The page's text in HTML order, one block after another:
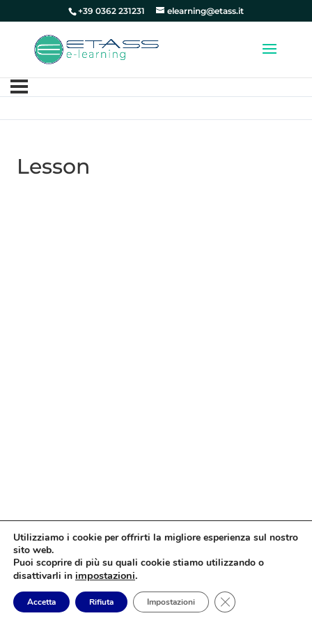
+39 0362 231231 elearning@etass.it
Lesson
Utilizziamo i cookie per offrirti la migliore esperienza sul nostro
sito web.
Puoi scoprire di più su quali cookie stiamo utilizzando o
disattivarli in impostazioni.
Accetta Rifiuta Impostazioni Close GDPR